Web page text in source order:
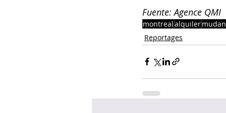
Fuente: Agence QMI
montrealalquiler
Reportages